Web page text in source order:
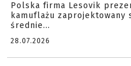
Polska firma Lesovik
kamuflażu
średnie...
28.07.2026